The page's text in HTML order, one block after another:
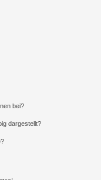
bei?
dargestellt?